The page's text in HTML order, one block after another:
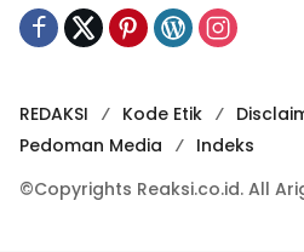
REDAKSI Kode Etik
Pedoman Media
Indeks
©Copyrights Reaksi.co.id. All